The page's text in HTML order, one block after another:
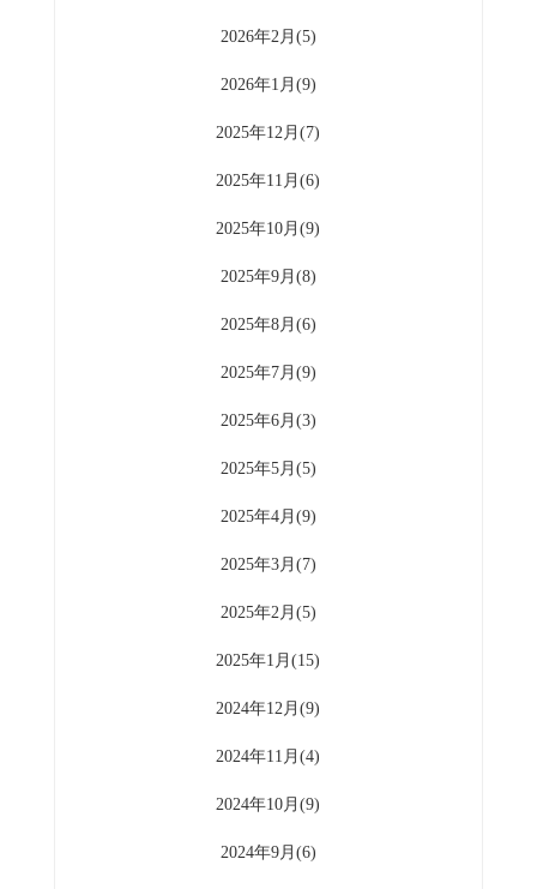
2026年2月(5)
2026年1月(9)
2025年12月(7)
2025年11月(6)
2025年10月(9)
2025年9月(8)
2025年8月(6)
2025年7月(9)
2025年6月(3)
2025年5月(5)
2025年4月(9)
2025年3月(7)
2025年2月(5)
2025年1月(15)
2024年12月(9)
2024年11月(4)
2024年10月(9)
2024年9月(6)